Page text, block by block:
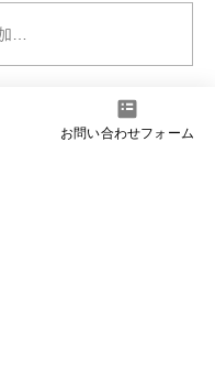
例】Listadio様
ジ
…
​シーベア
お問い合わせフォーム